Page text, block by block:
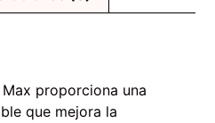
proporciona una
que mejora la